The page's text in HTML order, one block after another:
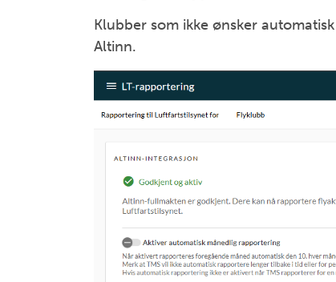
Klubber som ikke ønsker
Altinn.